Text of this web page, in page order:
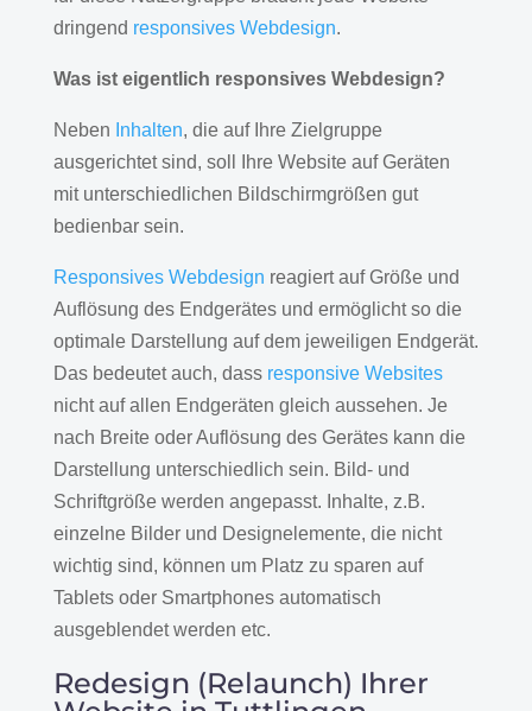
dringend responsives Webdesign.
Was ist eigentlich responsives Webdesign?
Neben Inhalten, die auf Ihre Zielgruppe
ausgerichtet sind, soll Ihre Website auf Geräten
mit unterschiedlichen Bildschirmgrößen gut
bedienbar sein.
Responsives Webdesign reagiert auf Größe und
Auflösung des Endgerätes und ermöglicht so die
optimale Darstellung auf dem jeweiligen Endgerät.
Das bedeutet auch, dass responsive Websites
nicht auf allen Endgeräten gleich aussehen. Je
nach Breite oder Auflösung des Gerätes kann die
Darstellung unterschiedlich sein. Bild- und
Schriftgröße werden angepasst. Inhalte, z.B.
einzelne Bilder und Designelemente, die nicht
wichtig sind, können um Platz zu sparen auf
Tablets oder Smartphones automatisch
ausgeblendet werden etc.
Redesign (Relaunch) Ihrer